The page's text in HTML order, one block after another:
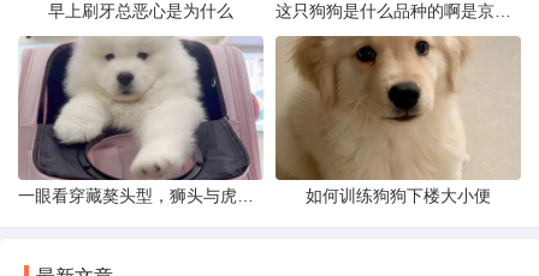
早上刷牙总恶心是为什么
如何训练狗狗下楼大小便